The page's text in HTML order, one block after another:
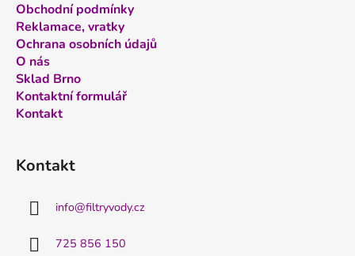
Obchodní podmínky
Reklamace, vratky
Ochrana osobních údajů
O nás
Sklad Brno
Kontaktní formulář
Kontakt
Kontakt
info@filtryvody.cz
725 856 150